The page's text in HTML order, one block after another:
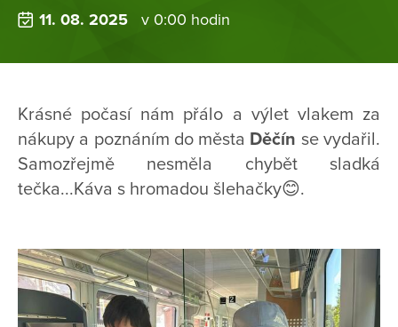
11. 08. 2025 v 0:00 hodin
Krásné počasí nám přálo a výlet vlakem za
nákupy a poznáním do města Děčín se vydařil.
Samozřejmě nesměla chybět sladká
tečka...Káva s hromadou šlehačky😊.